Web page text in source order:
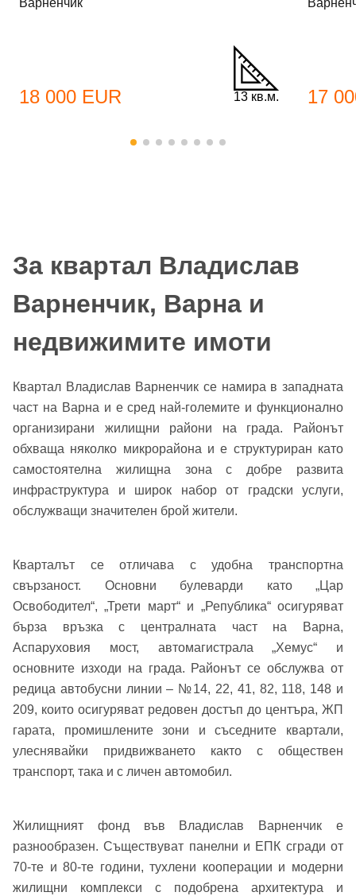
Варненчик
18 000 EUR 13 кв.м. 17
За квартал Владислав
Варненчик, Варна и
недвижимите имоти
Квартал Владислав Варненчик се намира в западната
част на Варна и е сред най-големите и функционално
организирани жилищни райони на града. Районът
обхваща няколко микрорайона и е структуриран като
самостоятелна жилищна зона с добре развита
инфраструктура и широк набор от градски услуги,
обслужващи значителен брой жители.
Кварталът се отличава с удобна транспортна
свързаност. Основни булеварди като „Цар
Освободител“, „Трети март“ и „Република“ осигуряват
бърза връзка с централната част на Варна,
Аспаруховия мост, автомагистрала „Хемус“ и
основните изходи на града. Районът се обслужва от
редица автобусни линии – №14, 22, 41, 82, 118, 148 и
209, които осигуряват редовен достъп до центъра, ЖП
гарата, промишлените зони и съседните квартали,
улеснявайки придвижването както с обществен
транспорт, така и с личен автомобил.
Жилищният фонд във Владислав Варненчик е
разнообразен. Съществуват панелни и ЕПК сгради от
70-те и 80-те години, тухлени кооперации и модерни
жилищни комплекси с подобрена архитектура и